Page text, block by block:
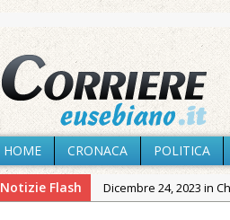
HOME CRONACA POLITICA
Notizie Flash Dicembre 24, 2023 in